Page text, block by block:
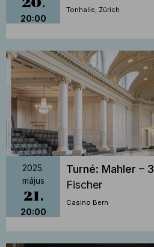
20:00
Tonhalle, Zürich
2025.
május
21
20:00
Turné: Mahler – 3
Fischer
Casino Bern